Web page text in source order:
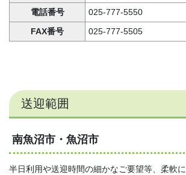
電話番号
025-777-5550
FAX番号
025-777-5505
送迎範囲
南魚沼市・魚沼市
半日利用や送迎時間の細かなご要望等、柔軟